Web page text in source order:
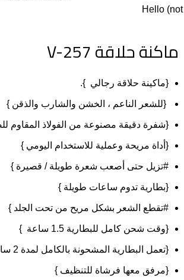
Hello (not
ماكنة حلاقة V-257
{ماكينة حلاقة رجالي }.
{للشعر الناعم ، الخشن والشارب والذقن }
{شفرة دقيقة مصنوعة من الفولاذ المقاوم
{ أداة مريحة وعملية للاستخدام اليومي }
#تزيل حتى أصعب شعرة طويلة / قصيرة }
{بطارية تدوم ساعات طويلة }
#تقطع الشعر بشكل مريح من تحت الجلد }
{وقت شحن كامل للبطارية ساعة }
{تعمل البطارية المشحونة بالكامل لمدة
{مرفق معها فرشاة للتنظيف }